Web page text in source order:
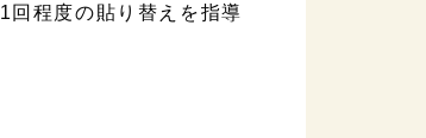
回程度の貼り替えを指導